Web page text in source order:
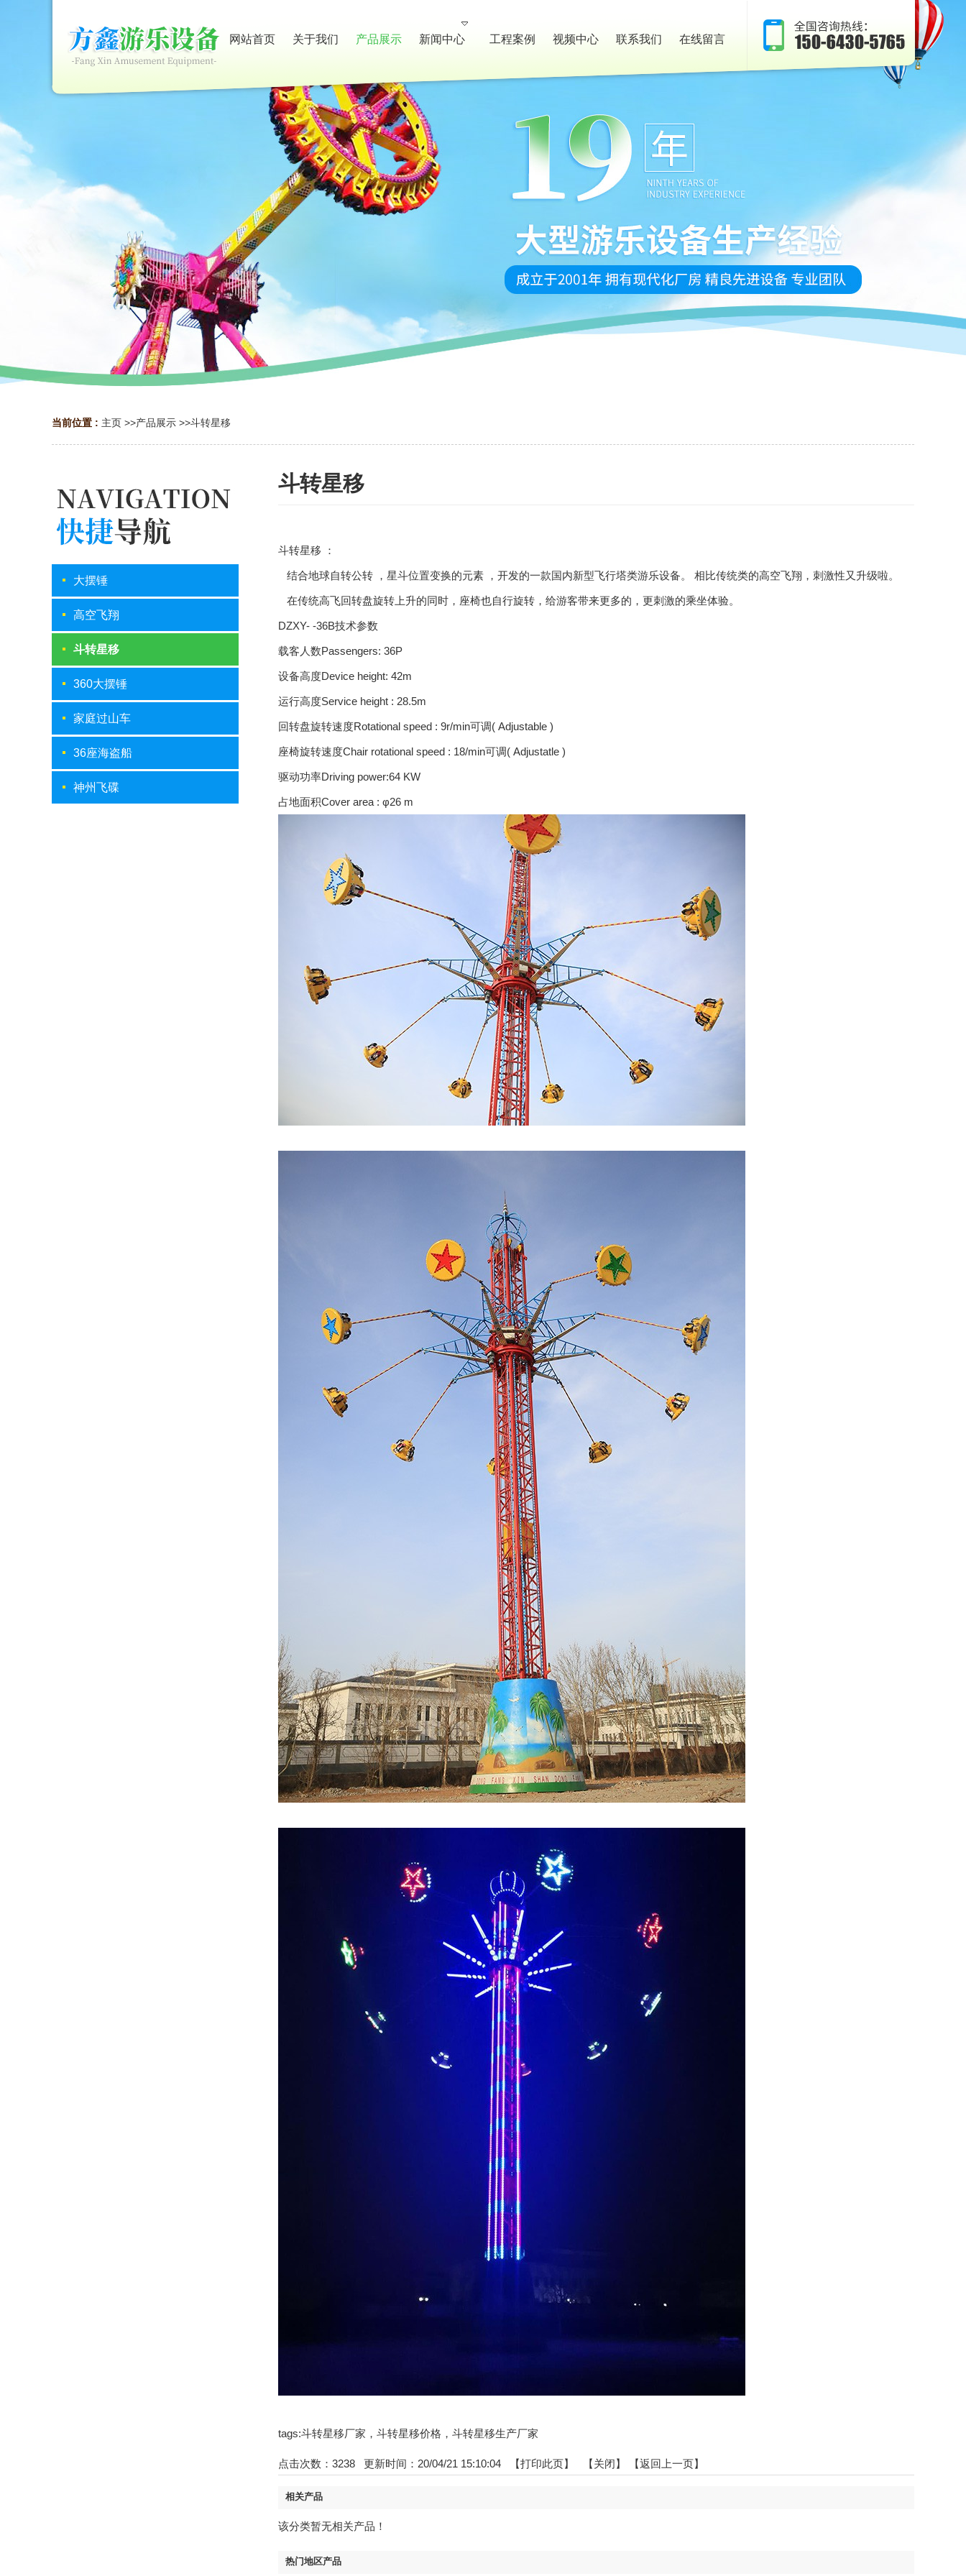
网站首页 关于我们 产品展示 新闻中心 工程案例 视频中心 联系我们 在线留言
当前位置 : 主页 >>产品展示 >>斗转星移
大摆锤
高空飞翔
斗转星移
360大摆锤
家庭过山车
36座海盗船
神州飞碟
斗转星移
斗转星移 ：
结合地球自转公转 ，星斗位置变换的元素 ，开发的一款国内新型飞行塔类游乐设备。 相比传统类的高空飞翔，刺激性又升级啦。
在传统高飞回转盘旋转上升的同时，座椅也自行旋转，给游客带来更多的，更刺激的乘坐体验。
DZXY- -36B技术参数
载客人数Passengers: 36P
设备高度Device height: 42m
运行高度Service height : 28.5m
回转盘旋转速度Rotational speed : 9r/min可调( Adjustable )
座椅旋转速度Chair rotational speed : 18/min可调( Adjustatle )
驱动功率Driving power:64 KW
占地面积Cover area : φ26 m
tags:斗转星移厂家，斗转星移价格，斗转星移生产厂家
点击次数： 3238 更新时间：20/04/21 15:10:04 【打印此页】 【关闭】 【返回上一页】
相关产品
该分类暂无相关产品！
热门地区产品